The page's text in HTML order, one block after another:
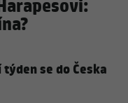
se do Česka